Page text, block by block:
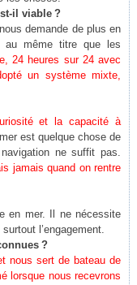
il viable ?
demande de plus en
au même titre que les
24 heures sur 24 avec
un système mixte,
et la capacité à
est quelque chose de
ne suffit pas.
jamais quand on rentre
en mer. Il ne nécessite
l’engagement.
?
nous sert de bateau de
lorsque nous recevrons